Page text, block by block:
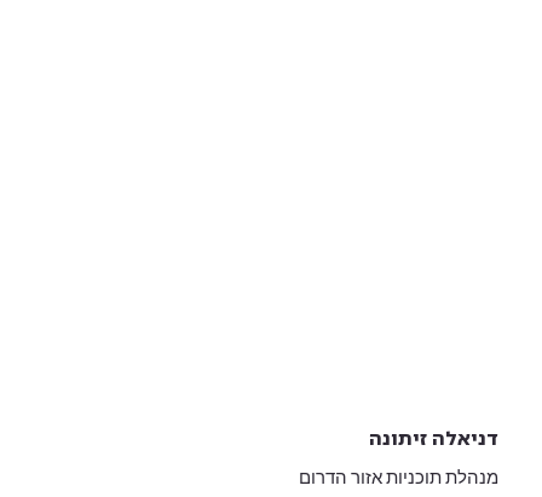
דניאלה זיתונה
מנהלת תוכניות אזור הדרום